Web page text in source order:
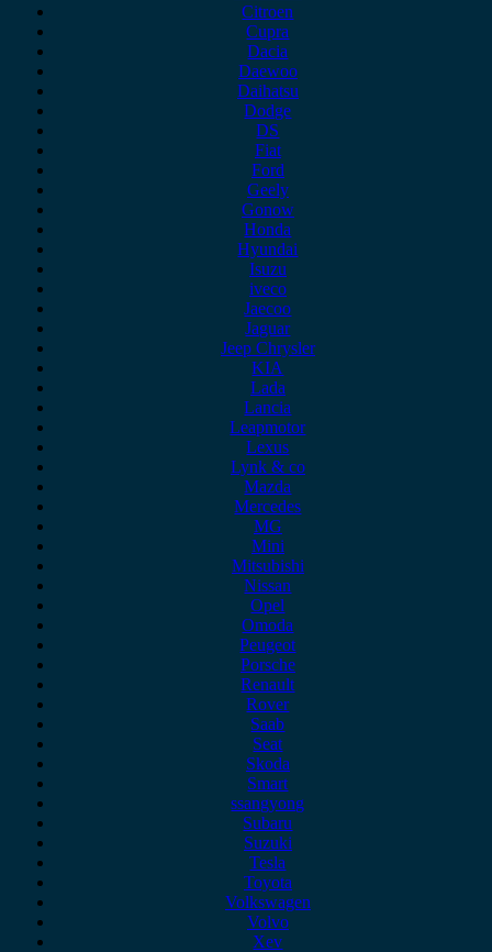
Citroen
Cupra
Dacia
Daewoo
Daihatsu
Dodge
DS
Fiat
Ford
Geely
Gonow
Honda
Hyundai
Isuzu
iveco
Jaecoo
Jaguar
Jeep Chrysler
KIA
Lada
Lancia
Leapmotor
Lexus
Lynk & co
Mazda
Mercedes
MG
Mini
Mitsubishi
Nissan
Opel
Omoda
Peugeot
Porsche
Renault
Rover
Saab
Seat
Skoda
Smart
ssangyong
Subaru
Suzuki
Tesla
Toyota
Volkswagen
Volvo
Xev